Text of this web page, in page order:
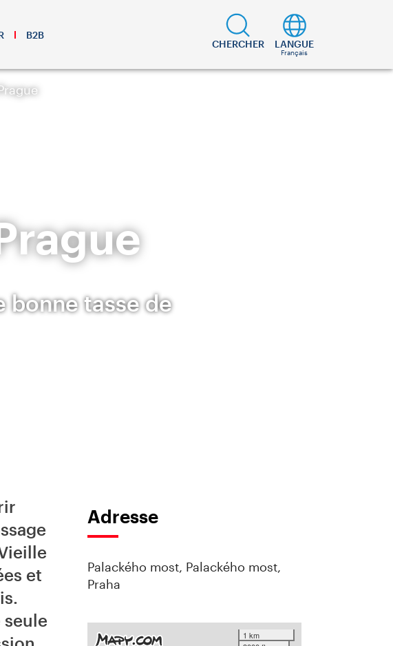
B2B
CHERCHER LANGUE
Français
bonne tasse de
et
seule
Adresse
Palackého most, Palackého most,
Praha
1 km